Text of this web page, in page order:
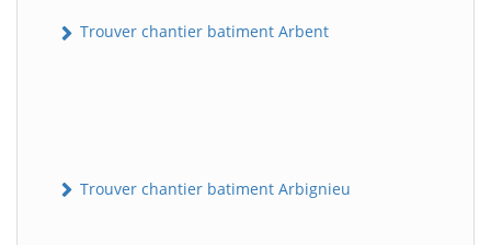
Trouver chantier batiment Arbent
Trouver chantier batiment Arbignieu